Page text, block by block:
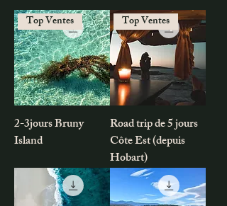
Top Ventes
2-3jours Bruny
Island
Top Ventes
Road trip de 5 jours
Côte Est (depuis
Hobart)